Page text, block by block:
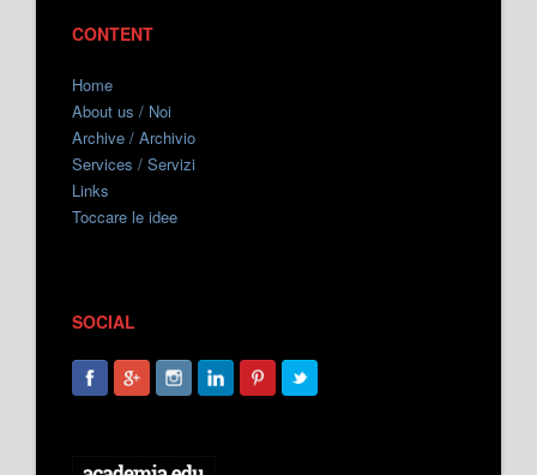
CONTENT
Home
About us / Noi
Archive / Archivio
Services / Servizi
Links
Toccare le idee
SOCIAL